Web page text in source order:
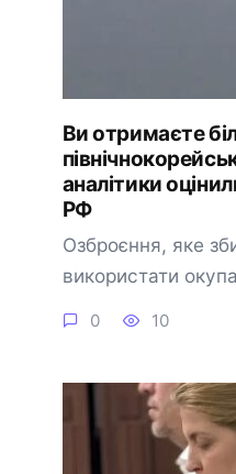
Ви отримаєте
аналітики
РФ
Озброєння, яке
використати
0 10